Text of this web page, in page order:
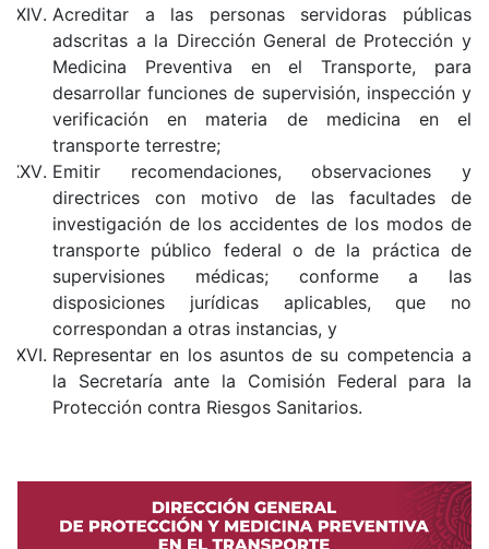
Acreditar a las personas servidoras públicas
adscritas a la Dirección General de Protección y
Medicina Preventiva en el Transporte, para
desarrollar funciones de supervisión, inspección y
verificación en materia de medicina en el
transporte terrestre;
Emitir recomendaciones, observaciones y
directrices con motivo de las facultades de
investigación de los accidentes de los modos de
transporte público federal o de la práctica de
supervisiones médicas; conforme a las
disposiciones jurídicas aplicables, que no
correspondan a otras instancias, y
Representar en los asuntos de su competencia a
la Secretaría ante la Comisión Federal para la
Protección contra Riesgos Sanitarios.